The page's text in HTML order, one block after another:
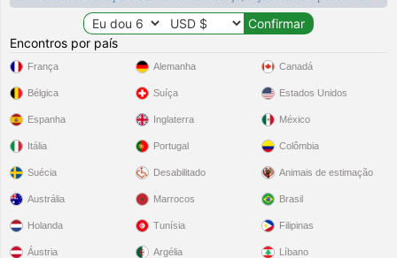
Encontros por país
França
Bélgica
Espanha
Itália
Suécia
Alemanha
Suíça
Inglaterra
Portugal
Desabilitado
Canadá
Estados Unidos
México
Colômbia
Animais de estimação
Austrália
Holanda
Áustria
Marrocos
Tunísia
Argélia
Brasil
Filipinas
Líbano